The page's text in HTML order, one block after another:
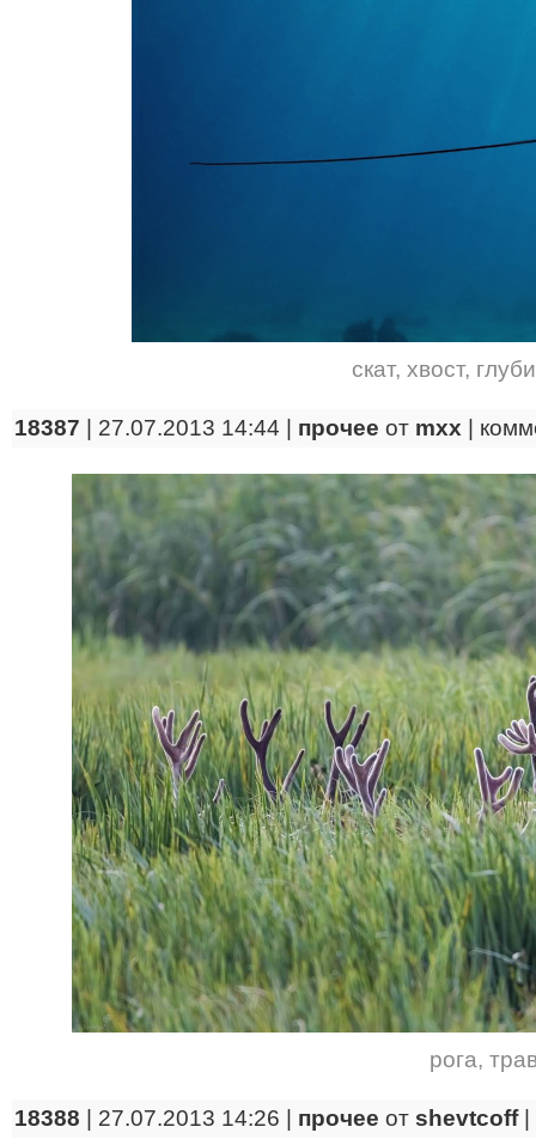
скат, хвост,
18387 | 27.07.2013 14:44 | прочее от mxx
рога,
18388 | 27.07.2013 14:26 | прочее от shevtcoff|